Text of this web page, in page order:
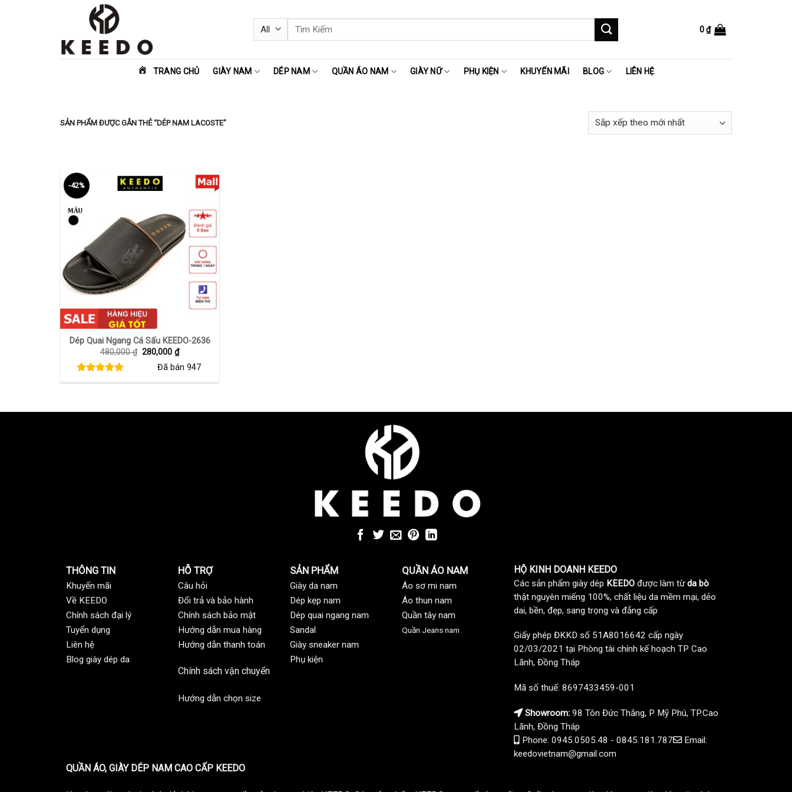
Tìm
kiếm:
0₫
TRANG CHỦ GIÀY NAM DÉP NAM QUẦN ÁO NAM GIÀY NỮ PHỤ KIỆN KHUYẾN MÃI BLOG LIÊN HỆ
SẢN PHẨM ĐƯỢC GẮN THẺ “DÉP NAM LACOSTE”
-42%
+
Dép Quai Ngang Cá Sấu KEEDO-2636
480,000₫ Giá
280,000₫Giá
hiện
tại
280,000 ₫.
Đã bán 947
THÔNG TIN
Khuyến mãi
Về KEEDO
Chính sách đại lý
Tuyển dụng
Liên hệ
Blog giày dép da
HỖ TRỢ
Câu hỏi
Đổi trả và bảo hành
Chính sách bảo mật
Hướng dẫn mua hàng
Hướng dẫn thanh toán
Chính sách vận chuyển
Hướng dẫn chọn size
SẢN PHẨM
Giày da nam
Dép kẹp nam
Dép quai ngang nam
Sandal
Giày sneaker nam
Phụ kiện
QUẦN ÁO NAM
Áo sơ mi nam
Áo thun nam
Quần tây nam
Quần Jeans nam
HỘ KINH DOANH KEEDO
Các sản phẩm giày dép KEEDO được làm từda bò
thật nguyên miếng 100%, chất liệu da mềm mại, dẻo
dai, bền, đẹp, sang trọng và đẳng cấp
Giấy phép ĐKKD số 51A8016642 cấp ngày
02/03/2021 tại Phòng tài chính kế hoạch TP Cao
Lãnh, Đồng Tháp
Mã số thuế: 8697433459-001
Showroom: 98 Tôn Đức Thắng, P Mỹ Phú, TP.Cao
Lãnh, Đồng Tháp
Phone: 0945.0505.48 - 0845.181.787
Email:
keedovietnam@gmail.com
QUẦN ÁO, GIÀY DÉP NAM CAO CẤP KEEDO